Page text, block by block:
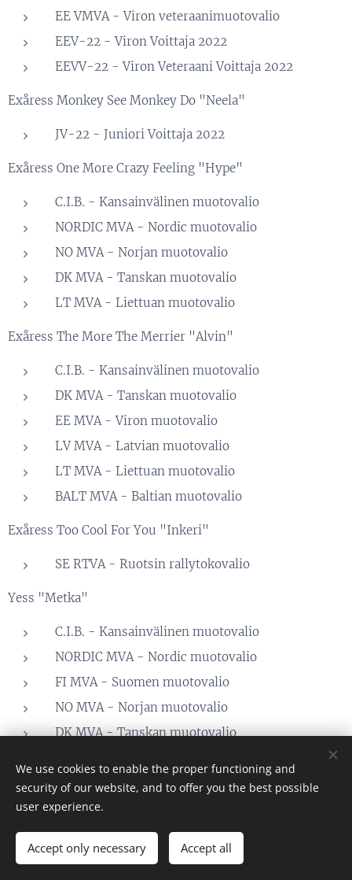
EE VMVA - Viron veteraanimuotovalio
EEV-22 - Viron Voittaja 2022
EEVV-22 - Viron Veteraani Voittaja 2022
Exåress Monkey See Monkey Do "Neela"
JV-22 - Juniori Voittaja 2022
Exåress One More Crazy Feeling "Hype"
C.I.B. - Kansainvälinen muotovalio
NORDIC MVA - Nordic muotovalio
NO MVA - Norjan muotovalio
DK MVA - Tanskan muotovalio
LT MVA - Liettuan muotovalio
Exåress The More The Merrier "Alvin"
C.I.B. - Kansainvälinen muotovalio
DK MVA - Tanskan muotovalio
EE MVA - Viron muotovalio
LV MVA - Latvian muotovalio
LT MVA - Liettuan muotovalio
BALT MVA - Baltian muotovalio
Exåress Too Cool For You "Inkeri"
SE RTVA - Ruotsin rallytokovalio
Yess "Metka"
C.I.B. - Kansainvälinen muotovalio
NORDIC MVA - Nordic muotovalio
FI MVA - Suomen muotovalio
NO MVA - Norjan muotovalio
DK MVA - Tanskan muotovalio
LT MVA - Liettuan muotovalio
TLNW-22 - Tallinn Winner 2022
LTV-22 - Liettuan Voittaja 2022
We use cookies to enable the proper functioning and
security of our website, and to offer you the best possible
user experience.
Accept only necessary Accept all